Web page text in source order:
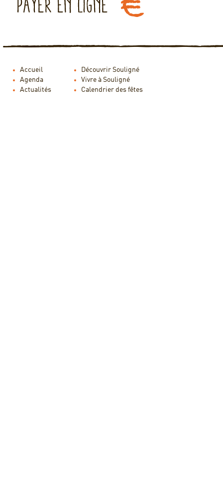
Accueil
Agenda
Actualités
Découvrir Souligné
Vivre à Souligné
Calendrier des fêtes